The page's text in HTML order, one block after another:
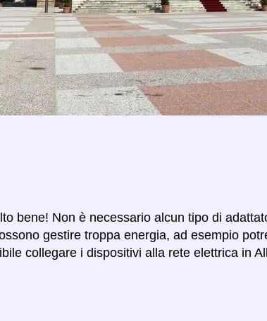
bene! Non è necessario alcun tipo di
gestire troppa energia, ad esempio
collegare i dispositivi alla rete elettrica in